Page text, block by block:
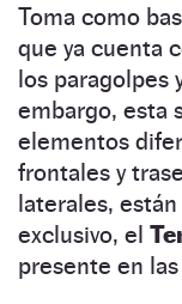
Toma como
que ya cuenta
los paragolpes
embargo, esta
elementos
frontales y
laterales,
exclusivo, el
presente en